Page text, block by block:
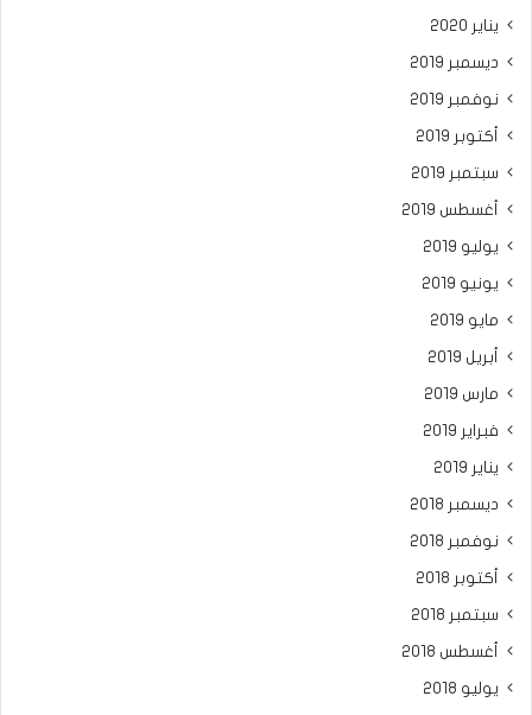
يناير 2020
ديسمبر 2019
نوفمبر 2019
أكتوبر 2019
سبتمبر 2019
أغسطس 2019
يوليو 2019
يونيو 2019
مايو 2019
أبريل 2019
مارس 2019
فبراير 2019
يناير 2019
ديسمبر 2018
نوفمبر 2018
أكتوبر 2018
سبتمبر 2018
أغسطس 2018
يوليو 2018